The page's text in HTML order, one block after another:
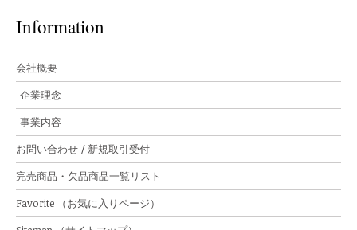
Information
会社概要
企業理念
事業内容
お問い合わせ / 新規取引受付
完売商品・欠品商品一覧リスト
Favorite （お気に入りページ）